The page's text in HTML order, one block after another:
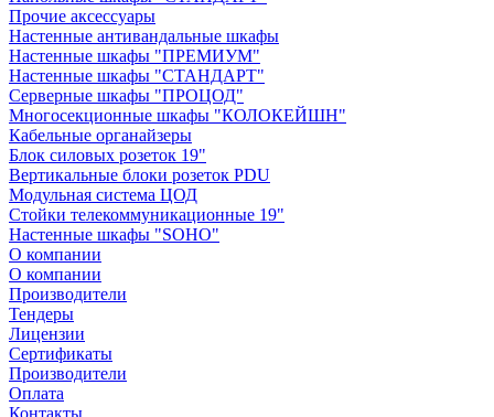
Прочие аксессуары
Настенные антивандальные шкафы
Настенные шкафы "ПРЕМИУМ"
Настенные шкафы "СТАНДАРТ"
Серверные шкафы "ПРОЦОД"
Многосекционные шкафы "КОЛОКЕЙШН"
Кабельные органайзеры
Блок силовых розеток 19"
Вертикальные блоки розеток PDU
Модульная система ЦОД
Стойки телекоммуникационные 19"
Настенные шкафы "SOHO"
О компании
О компании
Производители
Тендеры
Лицензии
Сертификаты
Производители
Оплата
Контакты